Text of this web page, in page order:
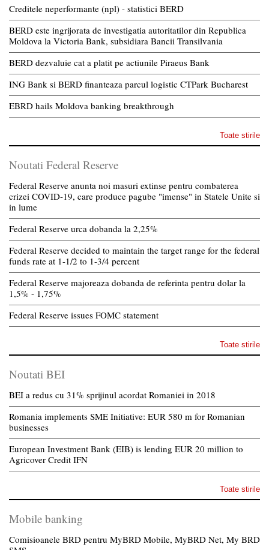
Creditele neperformante (npl) - statistici BERD
BERD este ingrijorata de investigatia autoritatilor din Republica
Moldova la Victoria Bank, subsidiara Bancii Transilvania
BERD dezvaluie cat a platit pe actiunile Piraeus Bank
ING Bank si BERD finanteaza parcul logistic CTPark Bucharest
EBRD hails Moldova banking breakthrough
Toate stirile
Noutati Federal Reserve
Federal Reserve anunta noi masuri extinse pentru combaterea
crizei COVID-19, care produce pagube "imense" in Statele Unite si
in lume
Federal Reserve urca dobanda la 2,25%
Federal Reserve decided to maintain the target range for the federal
funds rate at 1-1/2 to 1-3/4 percent
Federal Reserve majoreaza dobanda de referinta pentru dolar la
1,5% - 1,75%
Federal Reserve issues FOMC statement
Toate stirile
Noutati BEI
BEI a redus cu 31% sprijinul acordat Romaniei in 2018
Romania implements SME Initiative: EUR 580 m for Romanian
businesses
European Investment Bank (EIB) is lending EUR 20 million to
Agricover Credit IFN
Toate stirile
Mobile banking
Comisioanele BRD pentru MyBRD Mobile, MyBRD Net, My BRD